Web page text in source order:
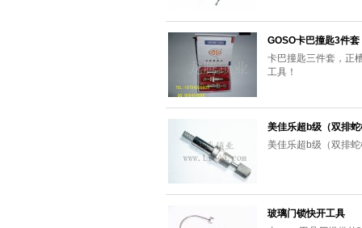
GOSO卡巴撞匙3件套
卡巴撞匙三件套，正
工具！
美佳乐超b级（双排
美佳乐超b级（双排
玻璃门锁快开工具